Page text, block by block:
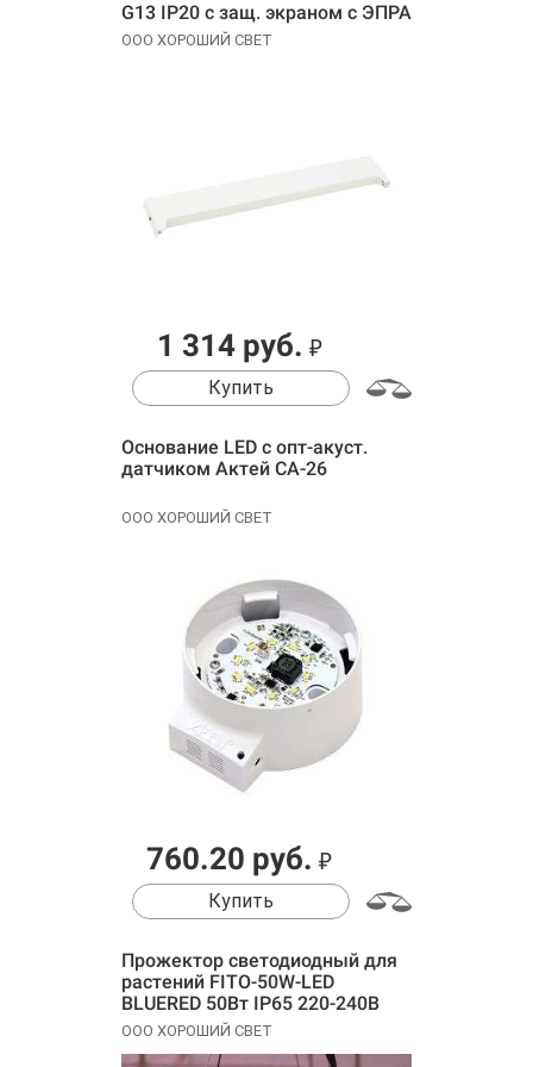
G13 IP20 с защ. экраном с ЭПРА
(без ламп) Ксенон 0290130012
ООО ХОРОШИЙ СВЕТ
1 314 руб. ₽
Купить
Основание LED с опт-акуст.
датчиком Актей СА-26
ООО ХОРОШИЙ СВЕТ
760.20 руб. ₽
Купить
Прожектор светодиодный для
растений FITO-50W-LED
BLUERED 50Вт IP65 220-240В
-30град. до + 45град. 30000ч
ООО ХОРОШИЙ СВЕТ